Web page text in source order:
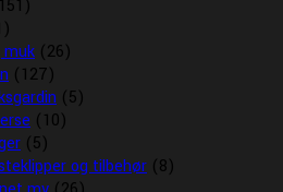
muk (26)
(127)
(5)
(10)
(5)
og tilbehør (8)